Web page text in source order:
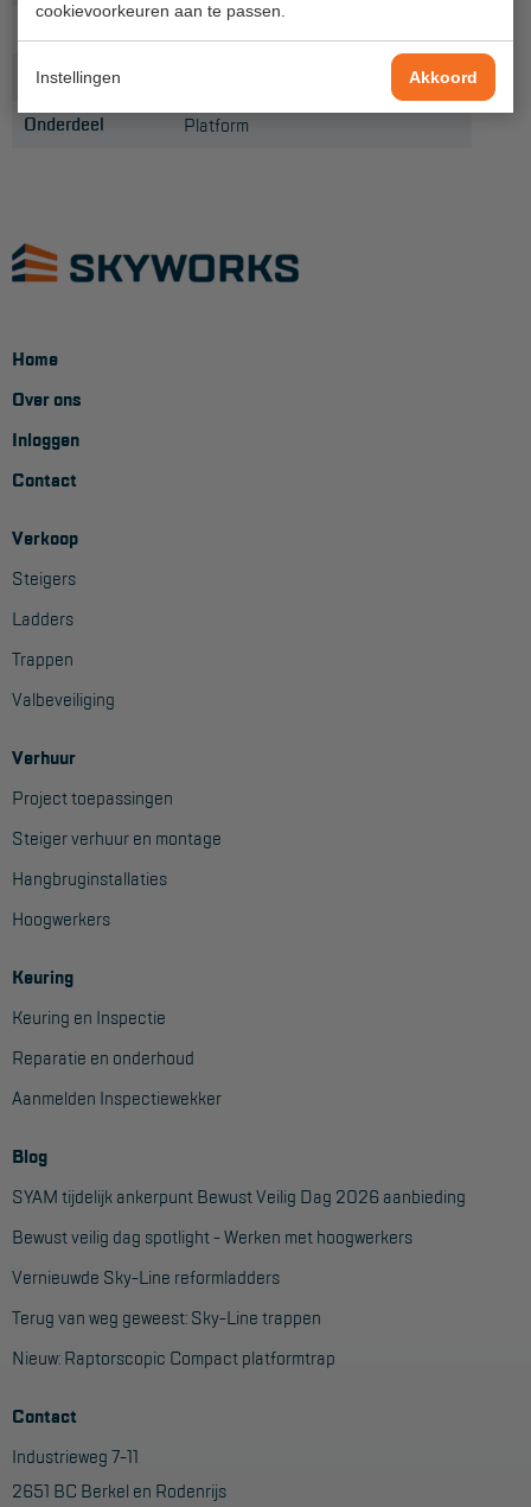
cookievoorkeuren aan te passen.
Instellingen Akkoord
Industrie
Projectvoorbeelden
Ladders en trappen
OVER ONS
Vestigingen
Dealers
Werken bij ons
Blog
SUPPORT
Handleidingen
Tips en trucs
Veelgestelde vragen
Wet- en regelgeving
Garantie
Algemene voorwaarden
Webshop voorwaarden
Productlijn
Onderdeel Platform
Home
Over ons
Inloggen
Contact
Verkoop
Steigers
Ladders
Trappen
Valbeveiliging
Verhuur
Project toepassingen
Steiger verhuur en montage
Hangbruginstallaties
Hoogwerkers
Keuring
Keuring en Inspectie
Reparatie en onderhoud
Aanmelden Inspectiewekker
Blog
SYAM tijdelijk ankerpunt Bewust Veilig Dag 2026 aanbieding
Bewust veilig dag spotlight - Werken met hoogwerkers
Vernieuwde Sky-Line reformladders
Terug van weg geweest: Sky-Line trappen
Nieuw: Raptorscopic Compact platformtrap
Contact
Industrieweg 7-11
2651 BC Berkel en Rodenrijs